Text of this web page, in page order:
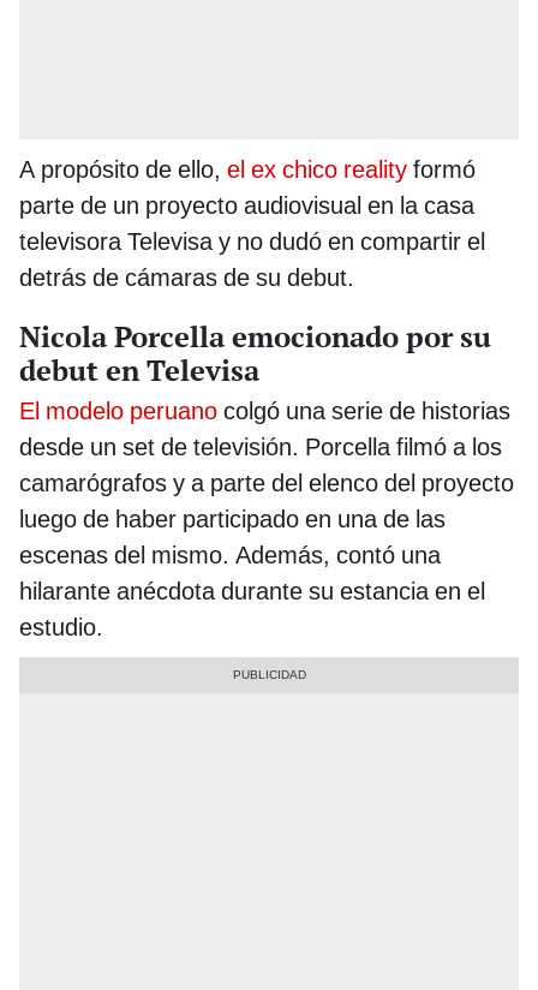
A propósito de ello, el ex chico reality formó
parte de un proyecto audiovisual en la casa
televisora Televisa y no dudó en compartir el
detrás de cámaras de su debut.
Nicola Porcella emocionado por su
debut en Televisa
El modelo peruano colgó una serie de historias
desde un set de televisión. Porcella filmó a los
camarógrafos y a parte del elenco del proyecto
luego de haber participado en una de las
escenas del mismo. Además, contó una
hilarante anécdota durante su estancia en el
estudio.